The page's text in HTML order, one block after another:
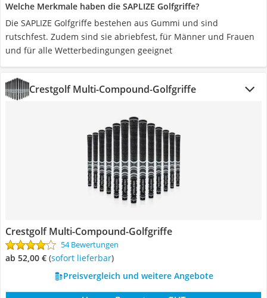
Welche Merkmale haben die SAPLIZE Golfgriffe?
Die SAPLIZE Golfgriffe bestehen aus Gummi und sind
rutschfest. Zudem sind sie abriebfest, für Männer und Frauen
und für alle Wetterbedingungen geeignet
Crestgolf Multi-Compound-Golfgriffe
Crestgolf Multi-Compound-Golfgriffe
54 Bewertungen
ab 52,00 € ( Sofort lieferbar)
Preisvergleich und weitere Angebote